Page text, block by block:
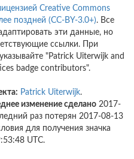
Creative Commons
поздней (CC-BY-3.0+). Все
эти данные, но
ссылки. При
"Patrick Uiterwijk and
badge contributors".
Patrick Uiterwijk.
изменение сделано 2017-
раз потерян 2017-08-13
для получения значка
UTC.